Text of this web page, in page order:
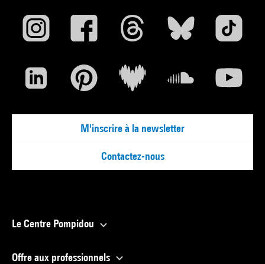
M'inscrire à la newsletter
Contactez-nous
Le Centre Pompidou
Offre aux professionnels